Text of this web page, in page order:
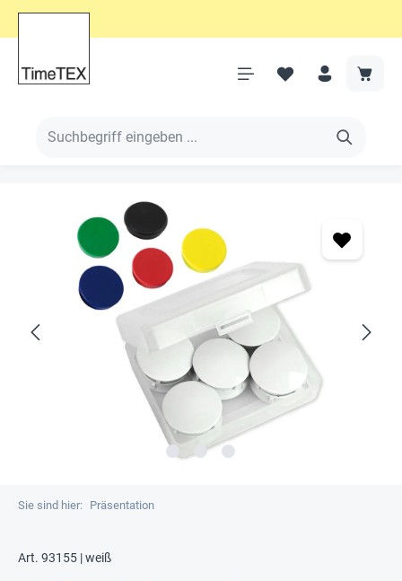
Sie sind hier: Präsentation
Art. 93155 | weiß